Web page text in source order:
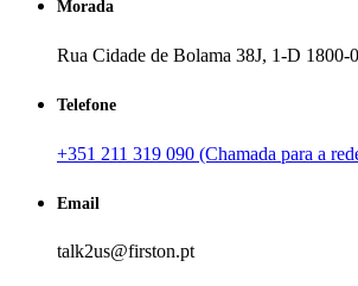
Morada
Rua Cidade de Bolama 38J, 1-D 1800-
Telefone
+351 211 319 090 (Chamada para a
Email
talk2us@firston.pt